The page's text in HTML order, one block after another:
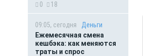
0
18
09:05, сегодня
Деньги
Ежемесячная смена
кешбэка: как меняются
траты и спрос